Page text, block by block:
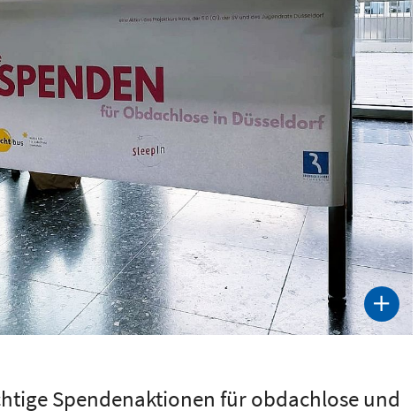
Spendenaktionen für obdachlose und